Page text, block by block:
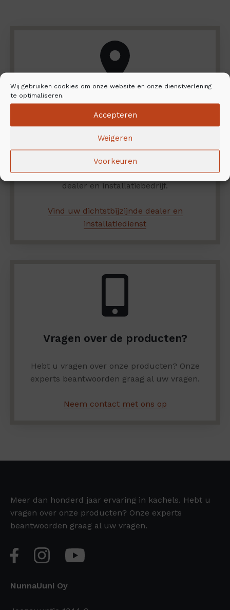
Wij gebruiken cookies om onze website en onze dienstverlening
te optimaliseren.
Accepteren
Weigeren
Voorkeuren
Vind uw dichtstbijzijnde dealer en
installatiedienst
Wilt u het NunnaUuni-assortiment van
dichtbij verkennen? Hebt u hulp nodig met
de installatie? Hier vindt u de dichtstbijzijnde
dealer en installatiebedrijf.
Vind uw dichtstbijzijnde dealer en
installatiedienst
Vragen over de producten?
Hebt u vragen over onze producten? Onze
experts beantwoorden graag al uw vragen.
Neem contact met ons op
Meer dan honderd jaar ervaring in kachels. Hebt u
vragen over onze producten? Onze experts
beantwoorden graag al uw vragen.
NunnaUuni Oy